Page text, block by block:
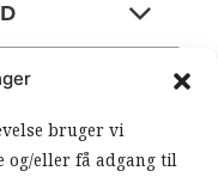
bruger vi
og/eller få adgang til